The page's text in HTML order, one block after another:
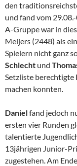
den
und fand vom
A-Gruppe war in
Meijers (2448) als
Spielern nicht ganz
Schlecht und
Setzliste berechtigte
machen konnten.
Danielfand jedoch
ersten vier Runden
talentierte
13jährigen Junior-
zugestehen. Am